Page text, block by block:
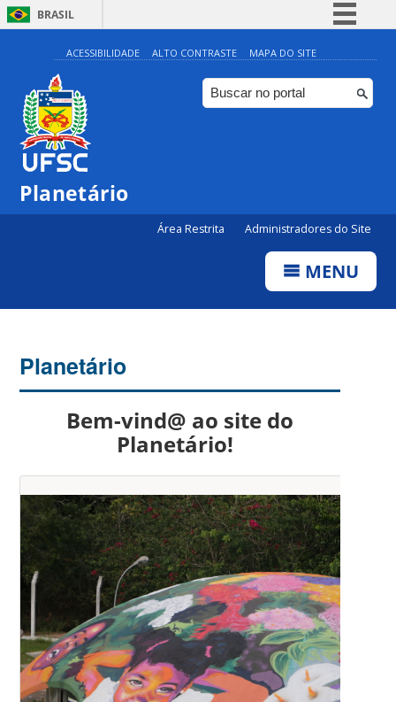
BRASIL
Simplifique!
Comunica BR
Participe
ACESSIBILIDADE ALTO CONTRASTE MAPA DO SITE
Planetário
Área Restrita Administradores do Site
MENU
Planetário
Bem-vind@ ao site do
Planetário!